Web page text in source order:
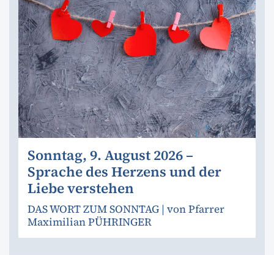
Sonntag, 9. August 2026 –
Sprache des Herzens und der
Liebe verstehen
DAS WORT ZUM SONNTAG | von Pfarrer
Maximilian PÜHRINGER